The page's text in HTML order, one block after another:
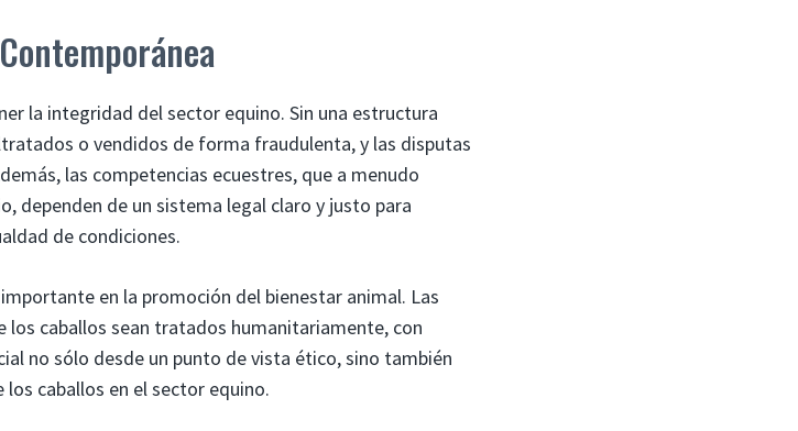
la integridad del sector equino. Sin una estructura
o vendidos de forma fraudulenta, y las disputas
las competencias ecuestres, que a menudo
dependen de un sistema legal claro y justo para
de condiciones.
en la promoción del bienestar animal. Las
los caballos sean tratados humanitariamente, con
no sólo desde un punto de vista ético, sino también
caballos en el sector equino.